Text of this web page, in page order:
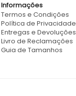
Informações
Termos e Condições
Política de Privacidade
Entregas e Devoluções
Livro de Reclamações
Guia de Tamanhos